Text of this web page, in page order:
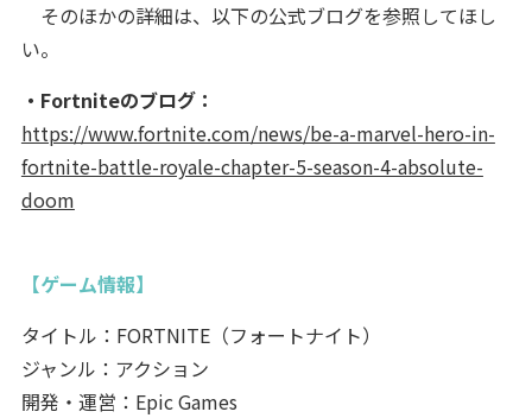
そのほかの詳細は、以下の公式ブログを参照してほし
い。
・Fortniteのブログ：
https://www.fortnite.com/news/be-a-marvel-hero-in-
fortnite-battle-royale-chapter-5-season-4-absolute-
doom
【ゲーム情報】
タイトル：FORTNITE（フォートナイト）
ジャンル：アクション
開発・運営：Epic Games